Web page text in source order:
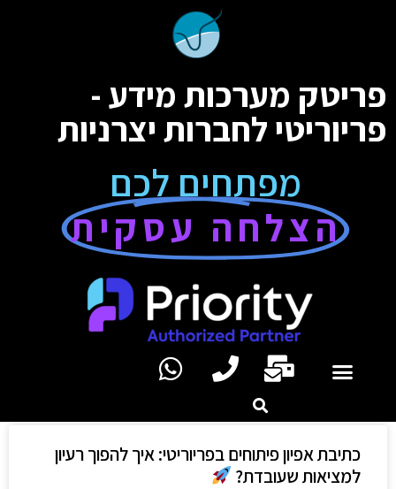
פריטק מערכות מידע -
פריוריטי לחברות יצרניות
מפתחים לכם
הצלחה עסקית
כתיבת אפיון פיתוחים בפריוריטי: איך להפוך רעיון
למציאות שעובדת?